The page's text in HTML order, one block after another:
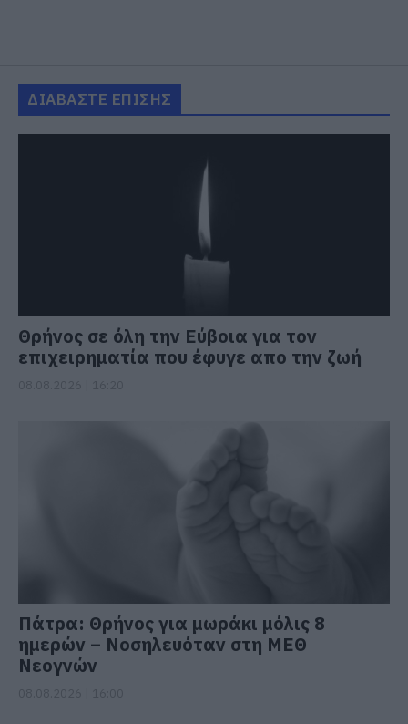
ΔΙΑΒΑΣΤΕ ΕΠΙΣΗΣ
Θρήνος σε όλη την Εύβοια για τον
επιχειρηματία που έφυγε απο την ζωή
Πάτρα: Θρήνος για μωράκι μόλις 8
ημερών – Νοσηλευόταν στη ΜΕΘ
Νεογνών